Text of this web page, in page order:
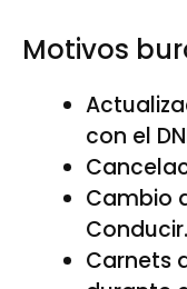
Motivos
con el
Cambio
Conducir.
Carnets